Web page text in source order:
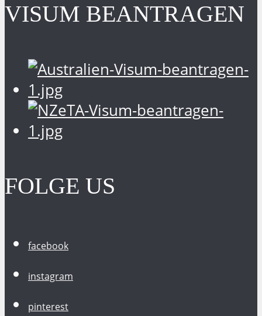
VISUM BEANTRAGEN
FOLGE US
facebook
instagram
pinterest